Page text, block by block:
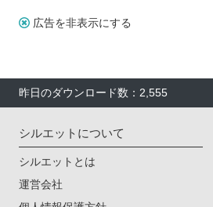
広告を非表示にする
昨日のダウンロード数：2,555
シルエットについて
シルエットとは
運営会社